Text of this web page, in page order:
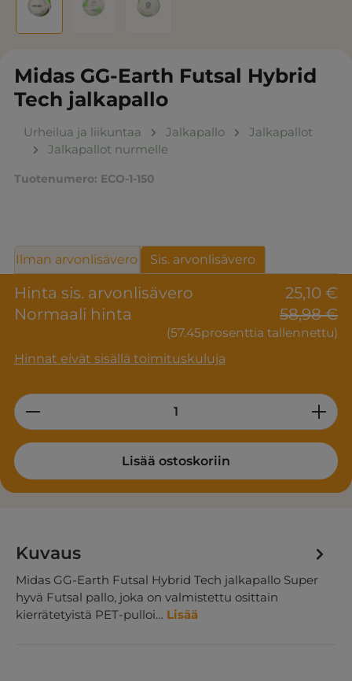
Midas GG-Earth Futsal Hybrid
Tech jalkapallo
Urheilua ja liikuntaa Jalkapallo
Jalkapallot
Jalkapallot nurmelle
Tuotenumero: ECO-1-150
Hinta sis. arvonlisävero
25,10 €
Normaali hinta
58,98 €
(57.45prosenttia tallennettu)
Hinnat eivät sisällä toimituskuluja
Ilman arvonlisävero Sis. arvonlisävero
Product Quantity: Enter the desired
Lisää ostoskoriin
Kuvaus
Midas GG-Earth Futsal Hybrid Tech jalkapallo Super
hyvä Futsal pallo, joka on valmistettu osittain
kierrätetyistä PET-pulloi… Lisää